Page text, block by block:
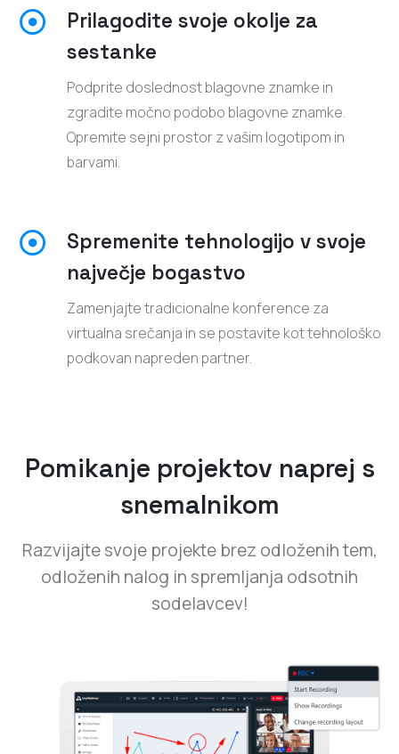
Prilagodite svoje okolje za
sestanke
Podprite doslednost blagovne znamke in
zgradite močno podobo blagovne znamke.
Opremite sejni prostor z vašim logotipom in
barvami.
Spremenite tehnologijo v svoje
največje bogastvo
Zamenjajte tradicionalne konference za
virtualna srečanja in se postavite kot tehnološko
podkovan napreden partner.
Pomikanje projektov naprej s
snemalnikom
Razvijajte svoje projekte brez odloženih tem,
odloženih nalog in spremljanja odsotnih
sodelavcev!